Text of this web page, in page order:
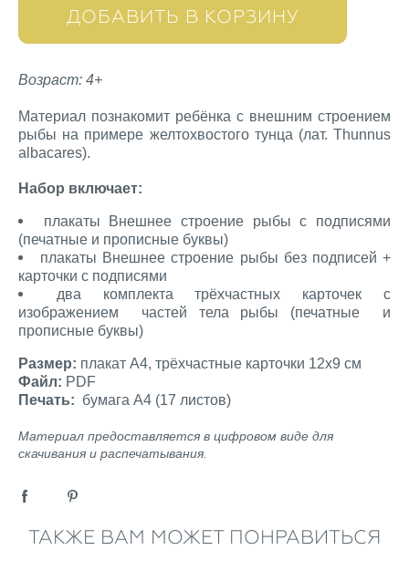
ДОБАВИТЬ В КОРЗИНУ
Возраст: 4+
Материал познакомит ребёнка с внешним строением
рыбы на примере желтохвостого тунца (лат. Thunnus
albacares).
Набор включает:
плакаты Внешнее строение рыбы с подписями
(печатные и прописные буквы)
плакаты Внешнее строение рыбы без подписей +
карточки с подписями
два комплекта трёхчастных карточек с
изображением частей тела рыбы (печатные и
прописные буквы)
Размер: плакат А4, трёхчастные карточки 12х9 см
Файл: PDF
Печать: бумага А4 (17 листов)
Материал предоставляется в цифровом виде для
скачивания и распечатывания.
ТАКЖЕ ВАМ МОЖЕТ ПОНРАВИТЬСЯ